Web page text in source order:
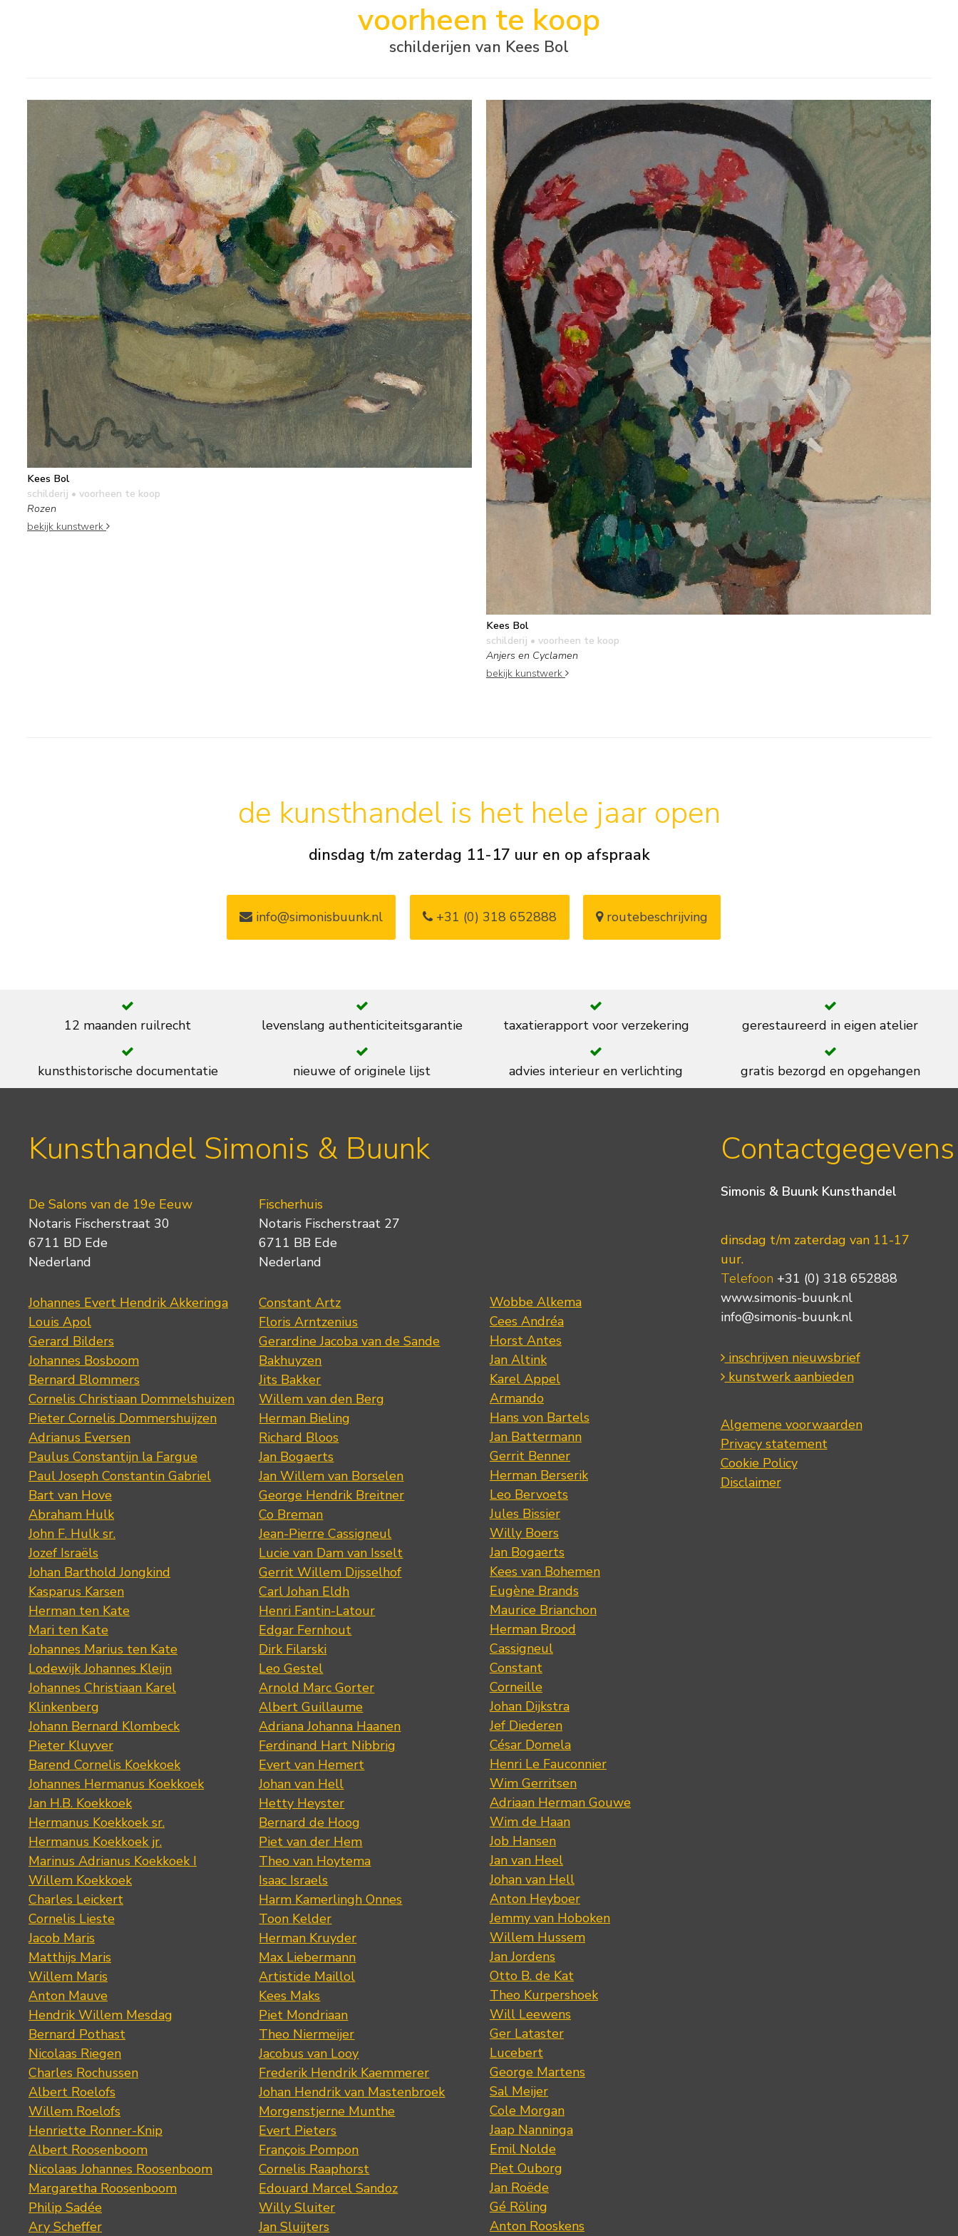
voorheen te koop
schilderijen van Kees Bol
Kees Bol
schilderij • voorheen te koop
Rozen
bekijk kunstwerk
Kees Bol
schilderij • voorheen te koop
Anjers en Cyclamen
bekijk kunstwerk
de kunsthandel is het hele jaar open
dinsdag t/m zaterdag 11-17 uur en op afspraak
info@simonisbuunk.nl +31 (0) 318 652888 routebeschrijving
12 maanden ruilrecht levenslang authenticiteitsgarantie taxatierapport voor verzekering gerestaureerd in eigen atelier
kunsthistorische documentatie nieuwe of originele lijst advies interieur en verlichting gratis bezorgd en opgehangen
Kunsthandel Simonis & Buunk
De Salons van de 19e Eeuw
Notaris Fischerstraat 30
6711 BD Ede
Nederland
Johannes Evert Hendrik Akkeringa
Louis Apol
Gerard Bilders
Johannes Bosboom
Bernard Blommers
Cornelis Christiaan Dommelshuizen
Pieter Cornelis Dommershuijzen
Adrianus Eversen
Paulus Constantijn la Fargue
Paul Joseph Constantin Gabriel
Bart van Hove
Abraham Hulk
John F. Hulk sr.
Jozef Israëls
Johan Barthold Jongkind
Kasparus Karsen
Herman ten Kate
Mari ten Kate
Johannes Marius ten Kate
Lodewijk Johannes Kleijn
Johannes Christiaan Karel
Klinkenberg
Johann Bernard Klombeck
Pieter Kluyver
Barend Cornelis Koekkoek
Johannes Hermanus Koekkoek
Jan H.B. Koekkoek
Hermanus Koekkoek sr.
Hermanus Koekkoek jr.
Marinus Adrianus Koekkoek I
Willem Koekkoek
Charles Leickert
Cornelis Lieste
Jacob Maris
Matthijs Maris
Willem Maris
Anton Mauve
Hendrik Willem Mesdag
Bernard Pothast
Nicolaas Riegen
Charles Rochussen
Albert Roelofs
Willem Roelofs
Henriette Ronner-Knip
Albert Roosenboom
Nicolaas Johannes Roosenboom
Margaretha Roosenboom
Philip Sadée
Ary Scheffer
Fischerhuis
Notaris Fischerstraat 27
6711 BB Ede
Nederland
Constant Artz
Floris Arntzenius
Gerardine Jacoba van de Sande
Bakhuyzen
Jits Bakker
Willem van den Berg
Herman Bieling
Richard Bloos
Jan Bogaerts
Jan Willem van Borselen
George Hendrik Breitner
Co Breman
Jean-Pierre Cassigneul
Lucie van Dam van Isselt
Gerrit Willem Dijsselhof
Carl Johan Eldh
Henri Fantin-Latour
Edgar Fernhout
Dirk Filarski
Leo Gestel
Arnold Marc Gorter
Albert Guillaume
Adriana Johanna Haanen
Ferdinand Hart Nibbrig
Evert van Hemert
Johan van Hell
Hetty Heyster
Bernard de Hoog
Piet van der Hem
Theo van Hoytema
Isaac Israels
Harm Kamerlingh Onnes
Toon Kelder
Herman Kruyder
Max Liebermann
Artistide Maillol
Kees Maks
Piet Mondriaan
Theo Niermeijer
Jacobus van Looy
Frederik Hendrik Kaemmerer
Johan Hendrik van Mastenbroek
Morgenstjerne Munthe
Evert Pieters
François Pompon
Cornelis Raaphorst
Edouard Marcel Sandoz
Willy Sluiter
Jan Sluijters
Wobbe Alkema
Cees Andréa
Horst Antes
Jan Altink
Karel Appel
Armando
Hans von Bartels
Jan Battermann
Gerrit Benner
Herman Berserik
Leo Bervoets
Jules Bissier
Willy Boers
Jan Bogaerts
Kees van Bohemen
Eugène Brands
Maurice Brianchon
Herman Brood
Cassigneul
Constant
Corneille
Johan Dijkstra
Jef Diederen
César Domela
Henri Le Fauconnier
Wim Gerritsen
Adriaan Herman Gouwe
Wim de Haan
Job Hansen
Jan van Heel
Johan van Hell
Anton Heyboer
Jemmy van Hoboken
Willem Hussem
Jan Jordens
Otto B. de Kat
Theo Kurpershoek
Will Leewens
Ger Lataster
Lucebert
George Martens
Sal Meijer
Cole Morgan
Jaap Nanninga
Emil Nolde
Piet Ouborg
Jan Roëde
Gé Röling
Anton Rooskens
Contactgegevens
Simonis & Buunk Kunsthandel
dinsdag t/m zaterdag van 11-17
uur.
Telefoon +31 (0) 318 652888
www.simonis-buunk.nl
info@simonis-buunk.nl
inschrijven nieuwsbrief
kunstwerk aanbieden
Algemene voorwaarden
Privacy statement
Cookie Policy
Disclaimer